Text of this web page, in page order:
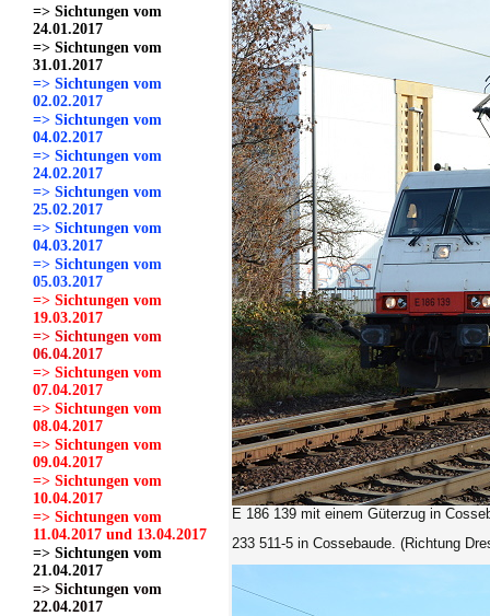
=> Sichtungen vom
24.01.2017
=> Sichtungen vom
31.01.2017
=> Sichtungen vom
02.02.2017
=> Sichtungen vom
04.02.2017
=> Sichtungen vom
24.02.2017
=> Sichtungen vom
25.02.2017
=> Sichtungen vom
04.03.2017
=> Sichtungen vom
05.03.2017
=> Sichtungen vom
19.03.2017
=> Sichtungen vom
06.04.2017
=> Sichtungen vom
07.04.2017
=> Sichtungen vom
08.04.2017
=> Sichtungen vom
09.04.2017
=> Sichtungen vom
10.04.2017
=> Sichtungen vom
11.04.2017 und 13.04.2017
=> Sichtungen vom
21.04.2017
=> Sichtungen vom
22.04.2017
E 186 139 mit einem Güterzug in
233 511-5 in Cossebaude. (Richtung